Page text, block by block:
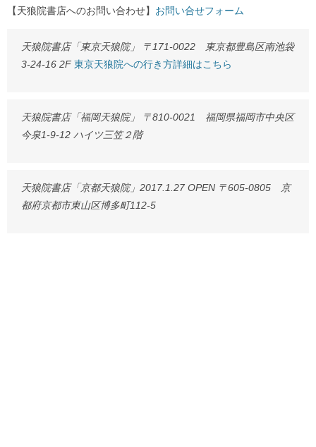
【天狼院書店へのお問い合わせ】 お問い合せフォーム
天狼院書店「東京天狼院」 〒171-0022 東京都豊島区南池袋
3-24-16 2F 東京天狼院への行き方詳細はこちら
天狼院書店「福岡天狼院」 〒810-0021 福岡県福岡市中央区
今泉1-9-12 ハイツ三笠２階
天狼院書店「京都天狼院」2017.1.27 OPEN 〒605-0805 京
都府京都市東山区博多町112-5